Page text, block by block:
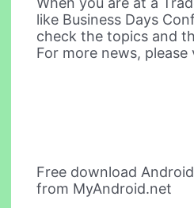
like Business Days
check the topics and
For more news, please
Free download
from MyAndroid.net